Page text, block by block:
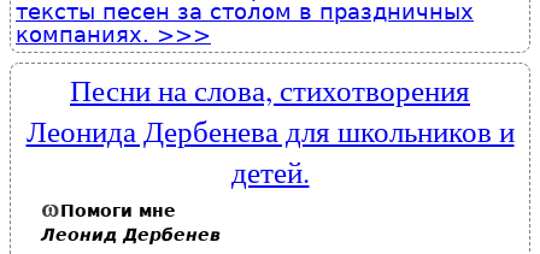
тексты песен за столом в праздничных
компаниях.
Песни на слова, стихотворения
Леонида Дербенева для школьников и
детей.
Помоги мне
Леонид Дербенев